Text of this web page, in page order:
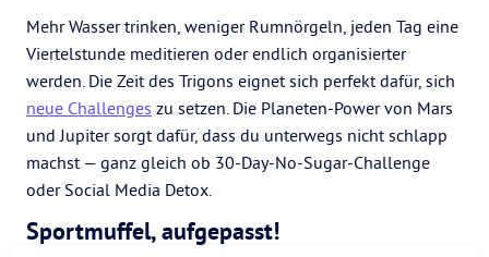
Mehr Wasser trinken, weniger Rumnörgeln, jeden Tag eine
Viertelstunde meditieren oder endlich organisierter
werden. Die Zeit des Trigons eignet sich perfekt dafür, sich
neue Challenges zu setzen. Die Planeten-Power von Mars
und Jupiter sorgt dafür, dass du unterwegs nicht schlapp
machst — ganz gleich ob 30-Day-No-Sugar-Challenge
oder Social Media Detox.
Sportmuffel, aufgepasst!